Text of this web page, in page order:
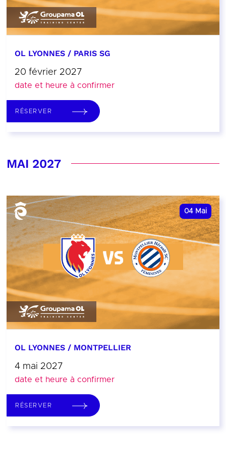
OL LYONNES / PARIS SG
20 février 2027
date et heure à confirmer
RÉSERVER
MAI 2027
04 Mai
OL LYONNES / MONTPELLIER
4 mai 2027
date et heure à confirmer
RÉSERVER